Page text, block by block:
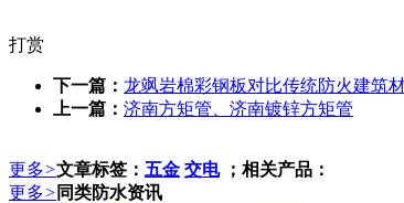
打赏
下一篇： 龙飒岩棉彩钢板对比传统防火建筑
上一篇： 济南方矩管、济南镀锌方矩管
更多>文章标签： 五金 交电；相关产品：
更多> 同类防水资讯